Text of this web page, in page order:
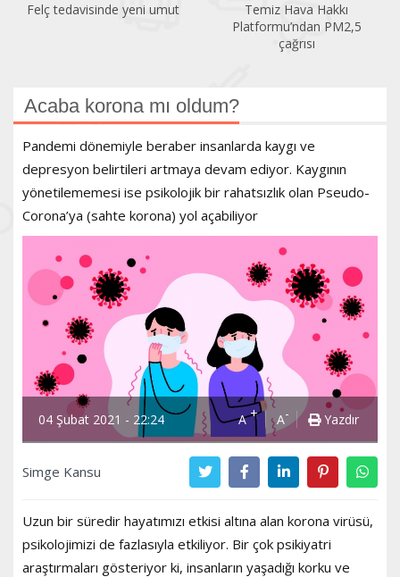
Temiz Hava Hakkı
Sıcaklık arttıkça klimaya
ihtiyaç artıyor
Acaba korona mı oldum?
Pandemi dönemiyle beraber insanlarda kaygı ve
depresyon belirtileri artmaya devam ediyor. Kaygının
yönetilememesi ise psikolojik bir rahatsızlık olan Pseudo-
Corona’ya (sahte korona) yol açabiliyor
04 Şubat 2021 - 22:24 A+ A- Yazdır
Simge Kansu
Uzun bir süredir hayatımızı etkisi altına alan korona virüsü,
psikolojimizi de fazlasıyla etkiliyor. Bir çok psikiyatri
araştırmaları gösteriyor ki, insanların yaşadığı korku ve